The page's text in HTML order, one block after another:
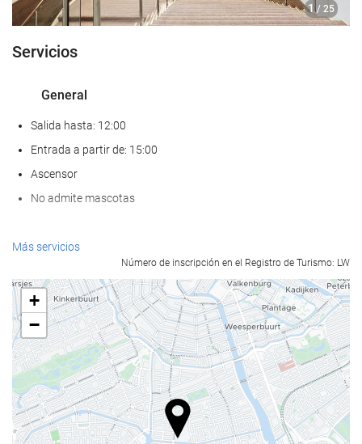
1 / 25
Servicios
General
Salida hasta: 12:00
Entrada a partir de: 15:00
Ascensor
No admite mascotas
Bienestar
Hammam
Sauna
Gimnasio
Comida y bebida
Restaurante a la carta
Bar
Más servicios
Número de inscripción en el Registro de Turismo: LW
+
−